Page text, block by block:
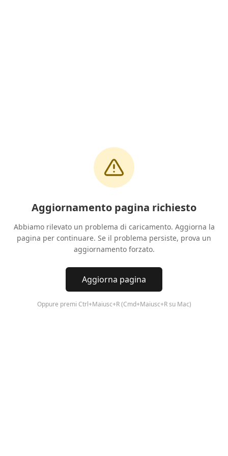
Aggiornamento pagina richiesto
Abbiamo rilevato un problema di caricamento. Aggiorna la
pagina per continuare. Se il problema persiste, prova un
aggiornamento forzato.
Aggiorna pagina
Oppure premi Ctrl+Maiusc+R (Cmd+Maiusc+R su Mac)